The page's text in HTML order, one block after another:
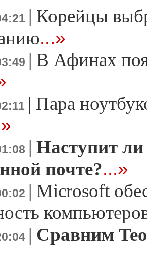
| Корейцы
...»
| В Афинах
| Пара
| Наступит
почте?...»
| Microsoft
| Сравним